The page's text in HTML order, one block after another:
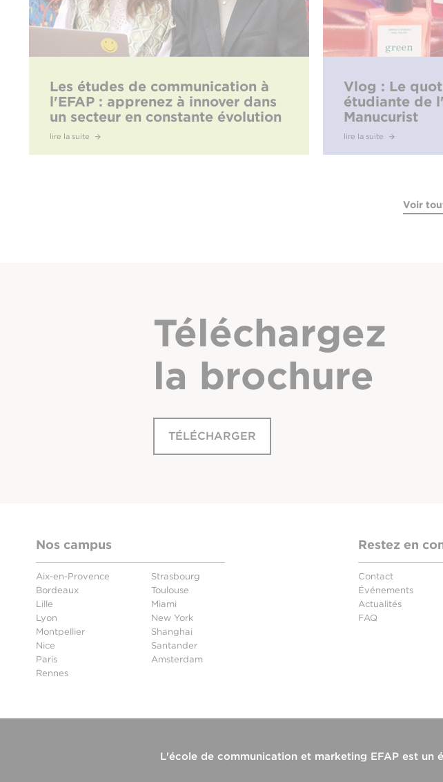
Les études de communication à
l'EFAP : apprenez à innover dans
un secteur en constante évolution
lire la suite
Vlog : Le
étudiante de
Manucurist
lire la suite
Voir
Téléchargez
la brochure
TÉLÉCHARGER
Nos campus
Aix-en-Provence
Bordeaux
Lille
Lyon
Montpellier
Nice
Paris
Rennes
Strasbourg
Toulouse
Miami
New York
Shanghai
Santander
Amsterdam
Restez en
Contact
Événements
Actualités
FAQ
L'école de communication et marketing EFAPest un